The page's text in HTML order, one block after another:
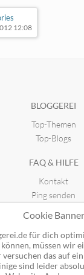
12:08
BLOGGEREI
Top-Themen
Top-Blogs
FAQ & HILFE
Kontakt
Ping senden
GUTSCHEINE
Top-Gutscheine
Alle Shops
Cookie Banner
für dich
müssen wir
das auf
sind leider